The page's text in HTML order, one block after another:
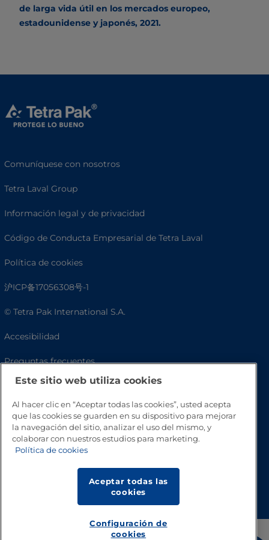
de larga vida útil en los mercados europeo,
estadounidense y japonés, 2021.
Comuníquese con nosotros
Tetra Laval Group
Información legal y de privacidad
Código de Conducta Empresarial de Tetra Laval
Política de cookies
沪ICP备17056308号-1
© Tetra Pak International S.A.
Accesibilidad
Preguntas frecuentes
Este sitio web utiliza cookies
Al hacer clic en “Aceptar todas las cookies”, usted acepta
que las cookies se guarden en su dispositivo para mejorar
la navegación del sitio, analizar el uso del mismo, y
colaborar con nuestros estudios para marketing.
Política de cookies
Aceptar todas las
cookies
Configuración de
cookies